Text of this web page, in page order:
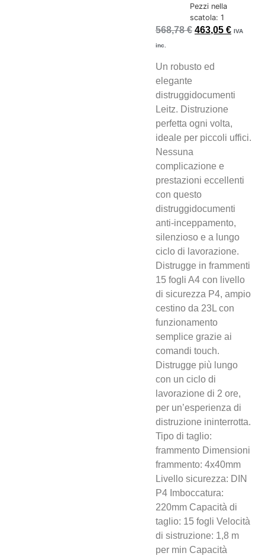
Pezzi nella
scatola: 1
568,78€ 463,05€ IVA
inc.
Un robusto ed
elegante
distruggidocumenti
Leitz. Distruzione
perfetta ogni volta,
ideale per piccoli uffici.
Nessuna
complicazione e
prestazioni eccellenti
con questo
distruggidocumenti
anti-inceppamento,
silenzioso e a lungo
ciclo di lavorazione.
Distrugge in frammenti
15 fogli A4 con livello
di sicurezza P4, ampio
cestino da 23L con
funzionamento
semplice grazie ai
comandi touch.
Distrugge più lungo
con un ciclo di
lavorazione di 2 ore,
per un’esperienza di
distruzione ininterrotta.
Tipo di taglio:
frammento Dimensioni
frammento: 4x40mm
Livello sicurezza: DIN
P4 Imboccatura:
220mm Capacità di
taglio: 15 fogli Velocità
di sistruzione: 1,8 m
per min Capacità